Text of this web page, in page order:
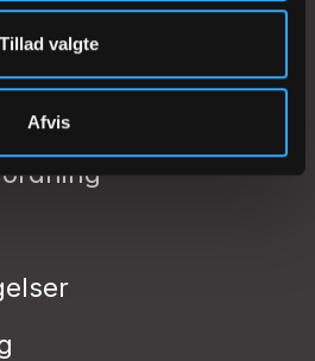
Tillad valgte
Afvis